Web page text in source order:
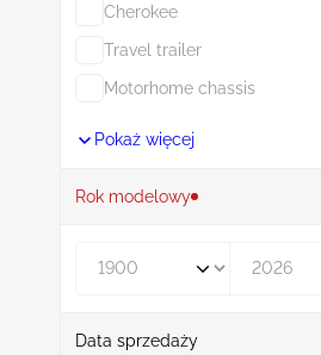
Cherokee
Travel trailer
Motorhome chassis
Pokaż więcej
Rok modelowy
Data sprzedaży